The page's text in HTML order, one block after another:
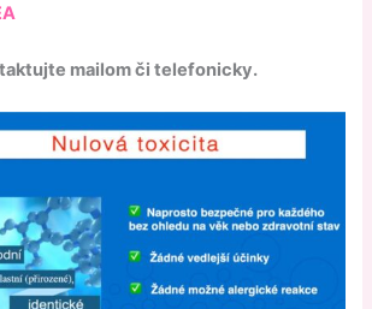
mailom či telefonicky.